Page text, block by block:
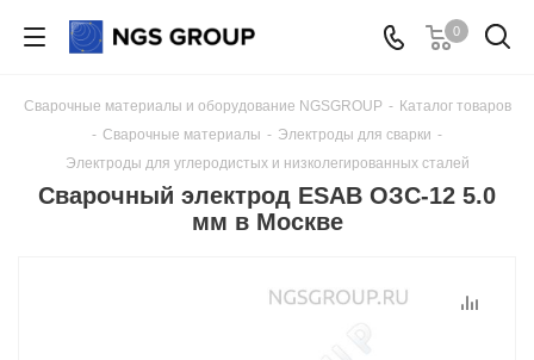
0
Сварочные материалы и оборудование NGSGROUP - Каталог товаров
- Сварочные материалы - Электроды для сварки -
Электроды для углеродистых и низколегированных сталей
Сварочный электрод ESAB ОЗС-12 5.0
мм в Москве